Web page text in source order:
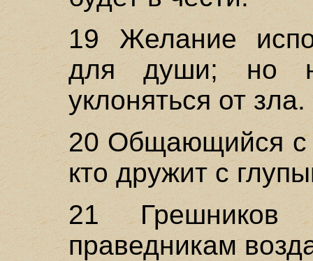
19 Желание
для души; но
уклоняться от зла.
20 Общающийся с
кто дружит с
21 Грешников
праведникам